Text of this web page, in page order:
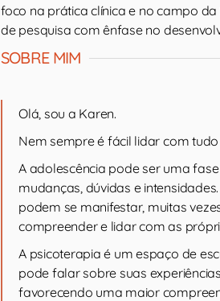
foco na prática clínica e no campo
de pesquisa com ênfase no
SOBRE MIM
Olá, sou a Karen.
Nem sempre é fácil lidar com
A adolescência pode ser uma
mudanças, dúvidas e
podem se manifestar, muitas
compreender e lidar com as
A psicoterapia é um espaço de
pode falar sobre suas
favorecendo uma maior